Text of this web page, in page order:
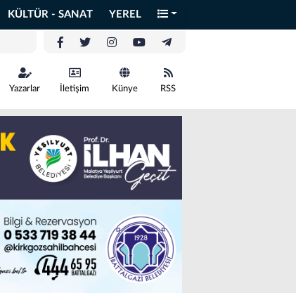
KÜLTÜR - SANAT YEREL
Yazarlar İletişim Künye RSS